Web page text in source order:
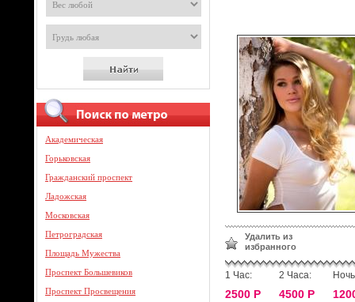
Академическая
Горьковская
Гражданский проспект
Ладожская
Московская
Петроградская
Площадь Мужества
Проспект Большевиков
Проспект Просвещения
Удалить из
избранного
1 Час:
2500 Р
2 Часа:
4500 Р